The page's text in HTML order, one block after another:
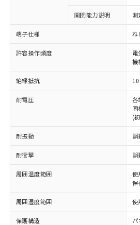
開閉能力説明
端子仕様 ね
許容操作頻度
機
絶縁抵抗
耐電圧
各
(
耐振動
耐衝撃
周囲温度範囲
使
保
周囲湿度範囲 使
保護構造 パ
以下の条件をお読みいただき
本サービスは、当社制御
商品の当社在庫状況およ
(税抜)を提供させていた
当社制御機器事業取扱商
本サービスの対象外とな
ことをご了承ください。
在庫状況および標準価格
記載している更新日時点
タに基づき作成されるも
覧された時点での実際の
準価格とは異なる場合が
正式な納期状況および標
様のお取引先、またはお
ムロン制御機器販売店・
オムロン制御機器販売店
対応予定なし：EU RoHS指令
定はありません。
調査・確認中：EU RoHS指令
非含有の対応状況を調査中ま
非該当品：ライセンス料など
害物質有無と関係のない商品で
仕入先様の事情により、非含
いたものが、含有品と判明し
むを得ず変更することがありま
鉛(Pb) 1000ppm以下、 水銀(Hg)
六価クロム(Cr(Ⅵ)) 1000ppm以下、ポ
類(PBB) 1000ppm以下、ポリ臭化ジフ
(PBDE) 1000ppm以下、フタル酸ビス(2-
ル) (DEHP)(別名：DOP) 1000ppm以下
ルベンジル（BBP） 1000ppm以下、フ
（DBP） 1000ppm以下、フタル酸ジ
(DIBP) 1000ppm以下
但し、RoHS指令で産業用監視および制
フタル酸エステル類の４物質について
※1 中国RoHS○×表
「○」：最大均質材料含有率
基準値以下であることを示しま
「×」：最大均質材料含有率
基準値を超えていることを示し
「－」：未確認です。当社販
Cr(Ⅵ)(六価クロム) : 1000ppm、 PBBs(
ニル類) : 1000ppm、 PBDEs(ポリ臭化
ル類) : 1000ppm、
DBP(フタル酸ジブチル) : 1000ppm、
イソブチル) : 1000ppm、 BBP(フタル
ル) : 1000ppm、
当社は、これら貴社製品
為替および外国貿易法に
（以下｢規制貨物等」と
または国外への提供する
国政府の輸出許可(また
可)を取得するなどの必
当社は規制貨物を破棄す
全に破砕するなど、違法
いよう必要な手段を講じま
当社は貴社製品を、核兵
ル、化学兵器、生物兵器
○ 一定数以上の在庫あ
一定数には満たない
在庫なし(最新の在庫